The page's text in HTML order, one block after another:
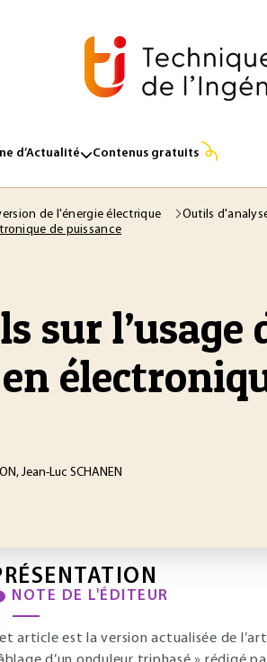
d’Actualité Contenus gratuits
de l'énergie électrique
Outils
de puissance
sur l’usage
Jean-Luc SCHANEN
NOTE DE L'ÉDITEUR
article est la version actualisée de